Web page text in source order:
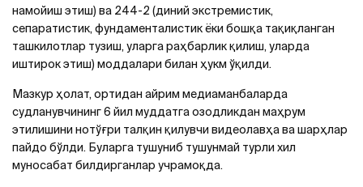
намойиш этиш) ва 244-2 (диний экстремистик,
сепаратистик, фундаменталистик ёки бошқа тақиқланган
ташкилотлар тузиш, уларга раҳбарлик қилиш, уларда
иштирок этиш) моддалари билан ҳукм ўқилди.
Мазкур ҳолат, ортидан айрим медиаманбаларда
cудланувчининг 6 йил муддатга озодликдан маҳрум
этилишини нотўғри талқин қилувчи видеолавҳа ва шарҳлар
пайдо бўлди. Буларга тушуниб тушунмай турли хил
муносабат билдирганлар учрамоқда.